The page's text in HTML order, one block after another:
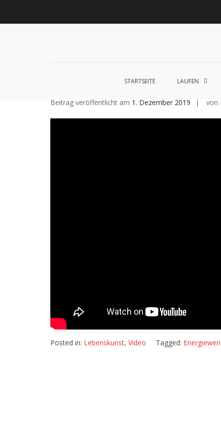
springen
biete
diese
STARTSEITE LAUFEN
Schlagwort:Wasserstoff
Wasserstoff als zentraler
Beitrag veröffentlicht am 1. Dezember 2019 von
Posted in: Lebenskunst, Video Tagged: